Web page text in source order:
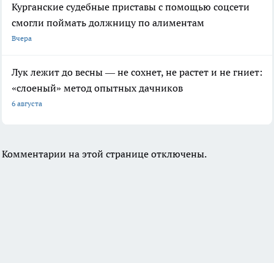
Курганские судебные приставы с помощью соцсети
смогли поймать должницу по алиментам
Вчера
Лук лежит до весны — не сохнет, не растет и не гниет:
«слоеный» метод опытных дачников
6 августа
Комментарии на этой странице отключены.